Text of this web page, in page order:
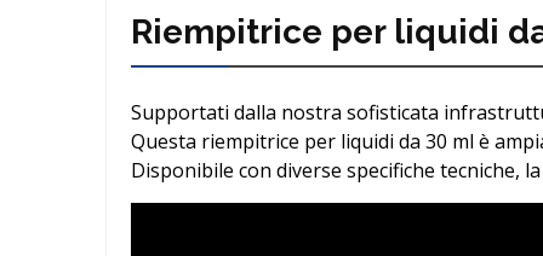
Riempitrice per liquidi
Supportati dalla nostra sofisticata
Questa riempitrice per liquidi da 30 ml è
Disponibile con diverse specifiche tecniche,